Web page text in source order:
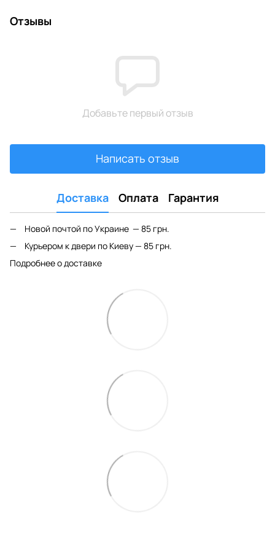
Отзывы
Добавьте первый отзыв
Написать отзыв
Доставка Оплата Гарантия
Новой почтой по Украине — 85 грн.
Курьером к двери по Киеву — 85 грн.
Подробнее о доставке